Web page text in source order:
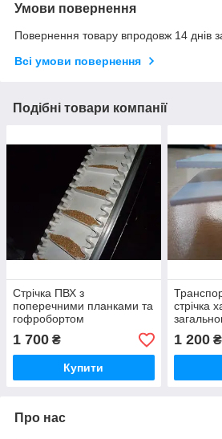
Умови повернення
Повернення товару впродовж 14 днів
Всі умови повернення
Подібні товари компанії
Стрічка ПВХ з
поперечними планками та
гофробортом
1 700 ₴
Купити
стрічка
1 200₴
Про нас